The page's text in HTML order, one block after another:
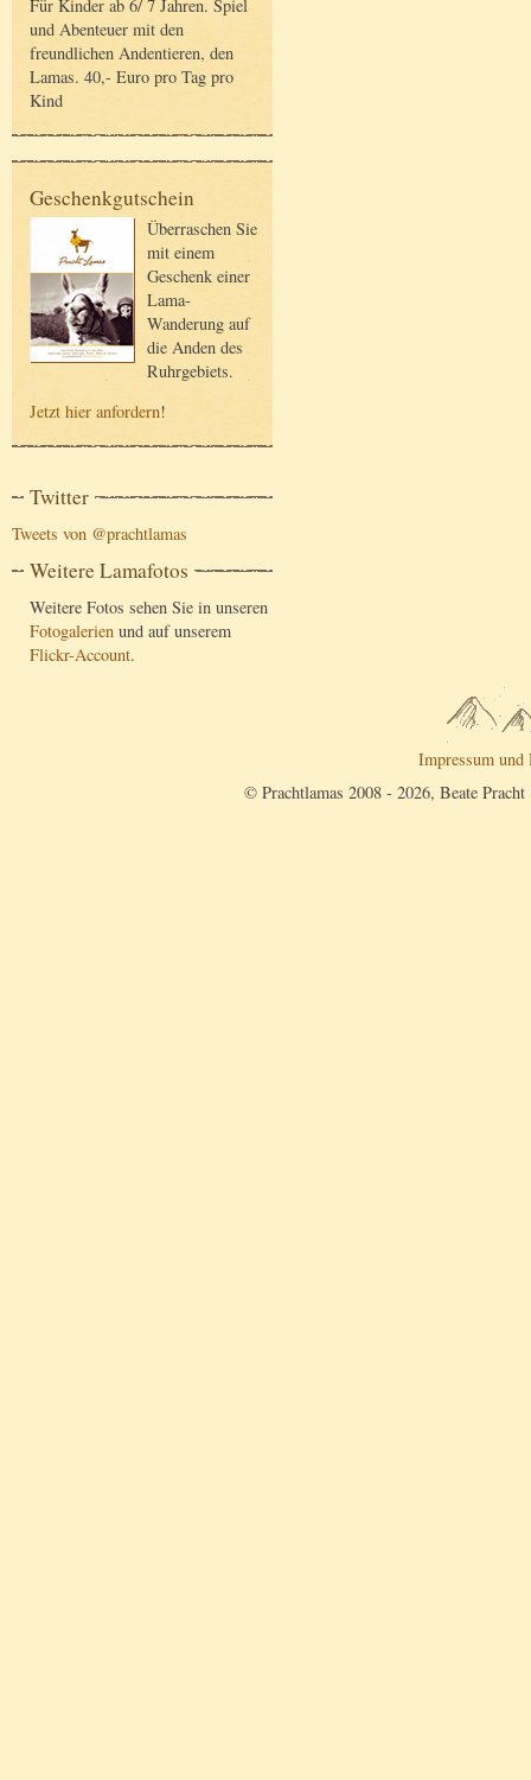
Für Kinder ab 6/ 7 Jahren. Spiel
und Abenteuer mit den
freundlichen Andentieren, den
Lamas. 40,- Euro pro Tag pro
Kind
Geschenkgutschein
Überraschen Sie
mit einem
Geschenk einer
Lama-
Wanderung auf
die Anden des
Ruhrgebiets.
Jetzt hier anfordern!
Twitter
Tweets von @prachtlamas
Weitere Lamafotos
Weitere Fotos sehen Sie in unseren
Fotogalerien und auf unserem
Flickr-Account.
Impressum und
© Prachtlamas 2008 - 2026, Beate Pracht